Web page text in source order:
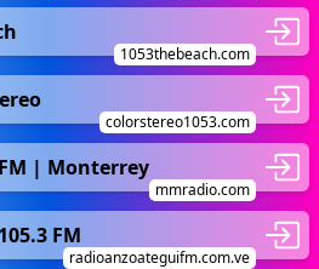
1053thebeach.com
colorstereo1053.com
| Monterrey
mmradio.com
FM
radioanzoateguifm.com.ve